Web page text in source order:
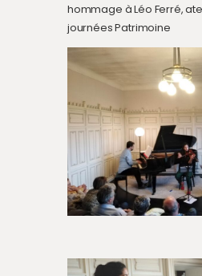
hommage à Léo Ferré,
journées Patrimoine